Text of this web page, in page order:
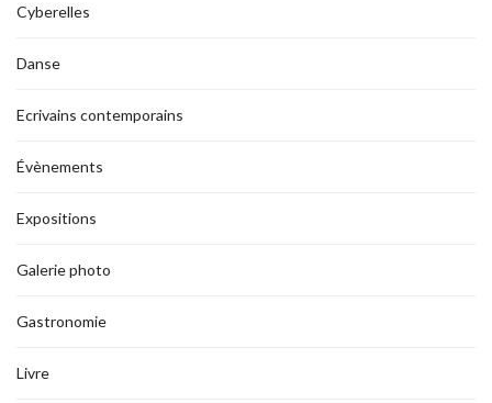
Cyberelles
Danse
Ecrivains contemporains
Évènements
Expositions
Galerie photo
Gastronomie
Livre